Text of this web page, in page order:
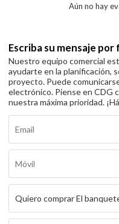
Aún no hay
Escriba su mensaje por
Nuestro equipo comercial
ayudarte en la planificación,
proyecto. Puede
electrónico. Piense en CDG
nuestra máxima prioridad.